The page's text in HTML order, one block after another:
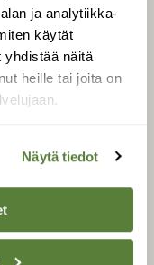
ja analytiikka-
käytät
yhdistää näitä
heille tai joita on
Näytä tiedot
LUONNON­
Luonto -lehden
.